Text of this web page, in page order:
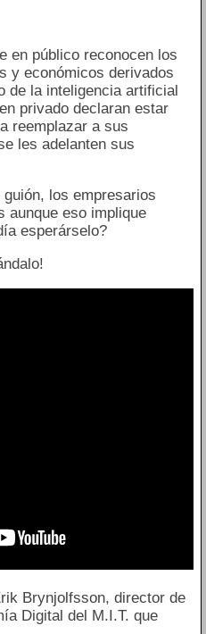
en público reconocen los
y económicos derivados
de la inteligencia artificial
privado declaran estar
reemplazar a sus
les adelanten sus
los empresarios
aunque eso implique
esperárselo?
Brynjolfsson, director de
Digital del M.I.T. que